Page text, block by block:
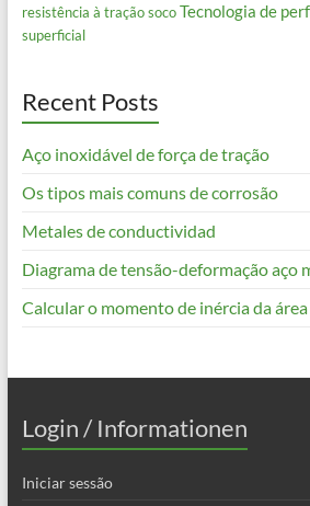
resistência à tração soco Tecnologia de
superficial
Recent Posts
Aço inoxidável de força de tração
Os tipos mais comuns de corrosão
Metales de conductividad
Diagrama de tensão-deformação aço
Calcular o momento de inércia da área
Login / Informationen
Iniciar sessão